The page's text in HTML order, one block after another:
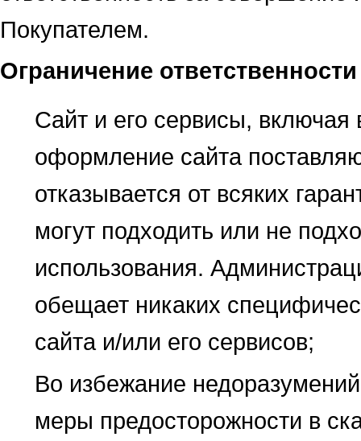
Покупателем.
Ограничение
Сайт и его сервисы, включая
оформление сайта
отказывается от всяких
могут подходить или не
использования.
обещает никаких
сайта и/или его сервисов;
Во избежание
меры предосторожности в